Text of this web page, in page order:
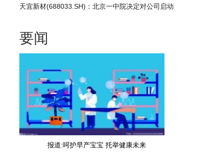
天宜新材(688033.SH)：北京一中院决定对公司启动
要闻
报道:呵护早产宝宝 托举健康未来